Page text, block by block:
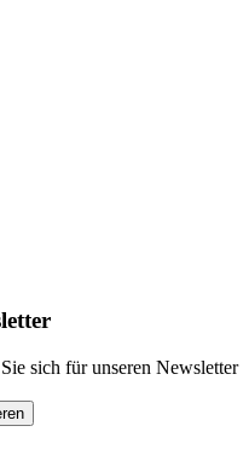
sich für unseren Newsletter